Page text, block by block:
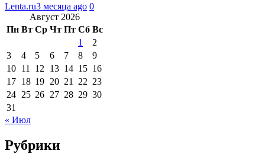
Lenta.ru3 месяца ago 0
Август 2026
Пн Вт Ср Чт Пт Сб Вс
1
2
3
4 5 6 7 8
9
10 11 12 13 14 15 16
17 18 19 20 21 22 23
24 25 26 27 28 29 30
31
« Июл
Рубрики